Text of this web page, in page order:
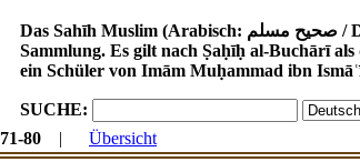
Das Sahīh Muslim (Arabisch: صحيح مسلم / DMG: Ṣaḥīḥ Muslim) von Imām Muslim ibn al-Haddschādsch (um 820 - 875) ist eine wichtige Ḥadīṯ-
Sammlung. Es gilt nach Ṣaḥīḥ al-Buchārī
ein Schüler von Imām Muḥammad ibn
SUCHE:
71-80 | Übersicht